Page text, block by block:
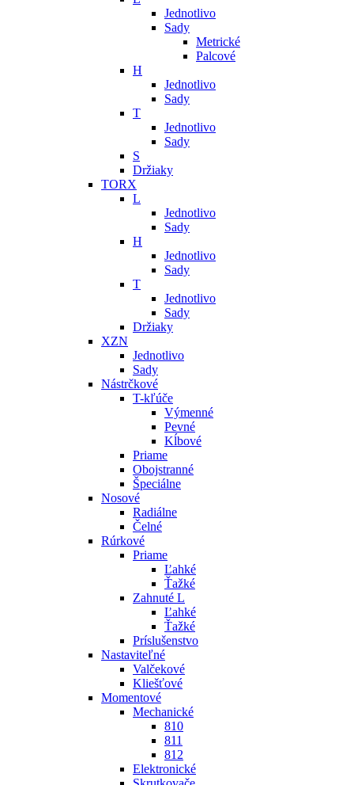
Jednotlivo
Sady
Metrické
Palcové
H
Jednotlivo
Sady
T
Jednotlivo
Sady
S
Držiaky
TORX
L
Jednotlivo
Sady
H
Jednotlivo
Sady
T
Jednotlivo
Sady
Držiaky
XZN
Jednotlivo
Sady
Nástrčkové
T-kľúče
Výmenné
Pevné
Kĺbové
Priame
Obojstranné
Špeciálne
Nosové
Radiálne
Čelné
Rúrkové
Priame
Ľahké
Ťažké
Zahnuté L
Ľahké
Ťažké
Príslušenstvo
Nastaviteľné
Valčekové
Kliešťové
Momentové
Mechanické
810
811
812
Elektronické